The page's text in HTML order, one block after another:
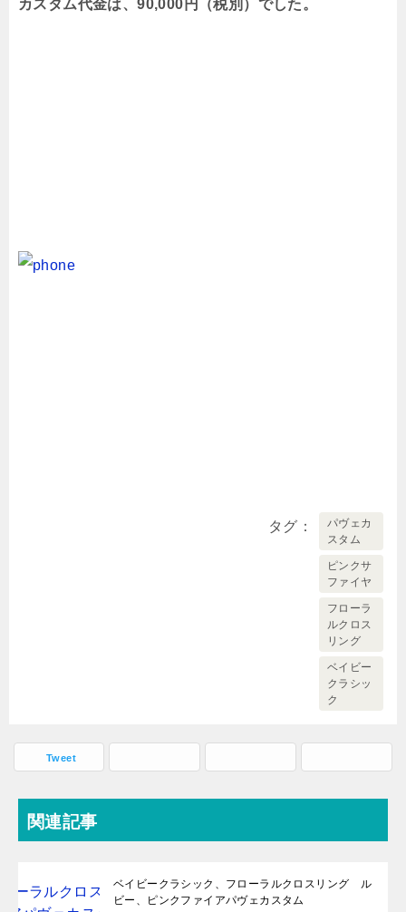
カスタム代金は、90,000円（税別）でした。
タグ
パヴェカ
スタム
ピンクサ
ファイヤ
フローラ
ルクロス
リング
ベイビー
クラシッ
ク
Tweet
関連記事
ベイビークラシック、フローラルクロスリング ル
ビー、ピンクファイアパヴェカスタム